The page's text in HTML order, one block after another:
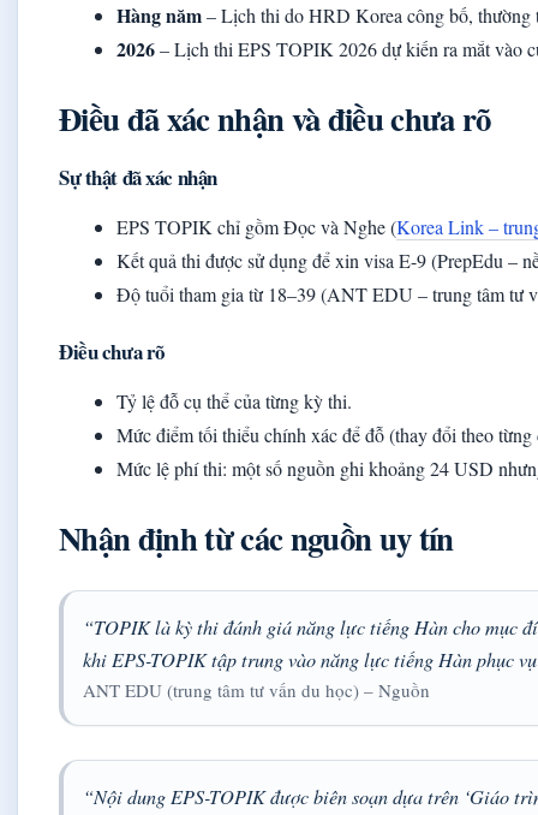
Hàng năm– Lịch thi do HRD Korea công bố, thường
2026– Lịch thi EPS TOPIK 2026 dự kiến ra mắt vào
Điều đã xác nhận và điều chưa rõ
Sự thật đã xác nhận
EPS TOPIK chỉ gồm Đọc và Nghe (Korea Link –
Kết quả thi được sử dụng để xin visa E-9 (PrepEdu –
Độ tuổi tham gia từ 18–39 (ANT EDU – trung tâm tư
Điều chưa rõ
Tỷ lệ đỗ cụ thể của từng kỳ thi.
Mức điểm tối thiểu chính xác để đỗ (thay đổi theo từng
Mức lệ phí thi: một số nguồn ghi khoảng 24 USD
Nhận định từ các nguồn uy tín
“TOPIK là kỳ thi đánh giá năng lực tiếng Hàn cho mục
khi EPS-TOPIK tập trung vào năng lực tiếng Hàn phục
ANT EDU (trung tâm tư vấn du học) – Nguồn
“Nội dung EPS-TOPIK được biên soạn dựa trên ‘Giáo